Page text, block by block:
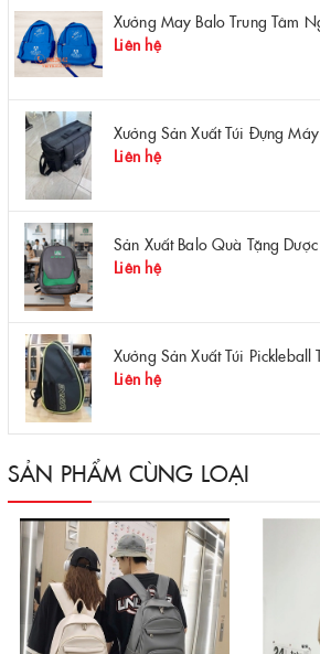
Liên hệ
Liên hệ
Liên hệ
Liên hệ
SẢN PHẨM CÙNG LOẠI